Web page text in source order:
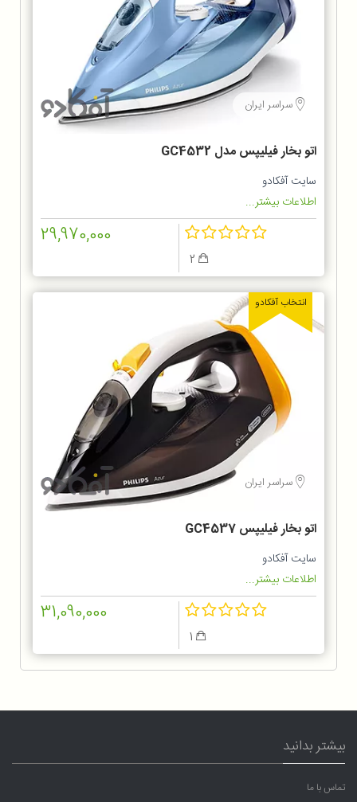
سراسر ایران
اتو بخار فیلیپس مدل GC4532
سایت آفکادو
اطلاعات بیشتر...
29,970,000
انتخاب آفکادو
سراسر ایران
اتو بخار فیلیپس GC4537
سایت آفکادو
اطلاعات بیشتر...
31,090,000
بیشتر بدانید
تماس با ما